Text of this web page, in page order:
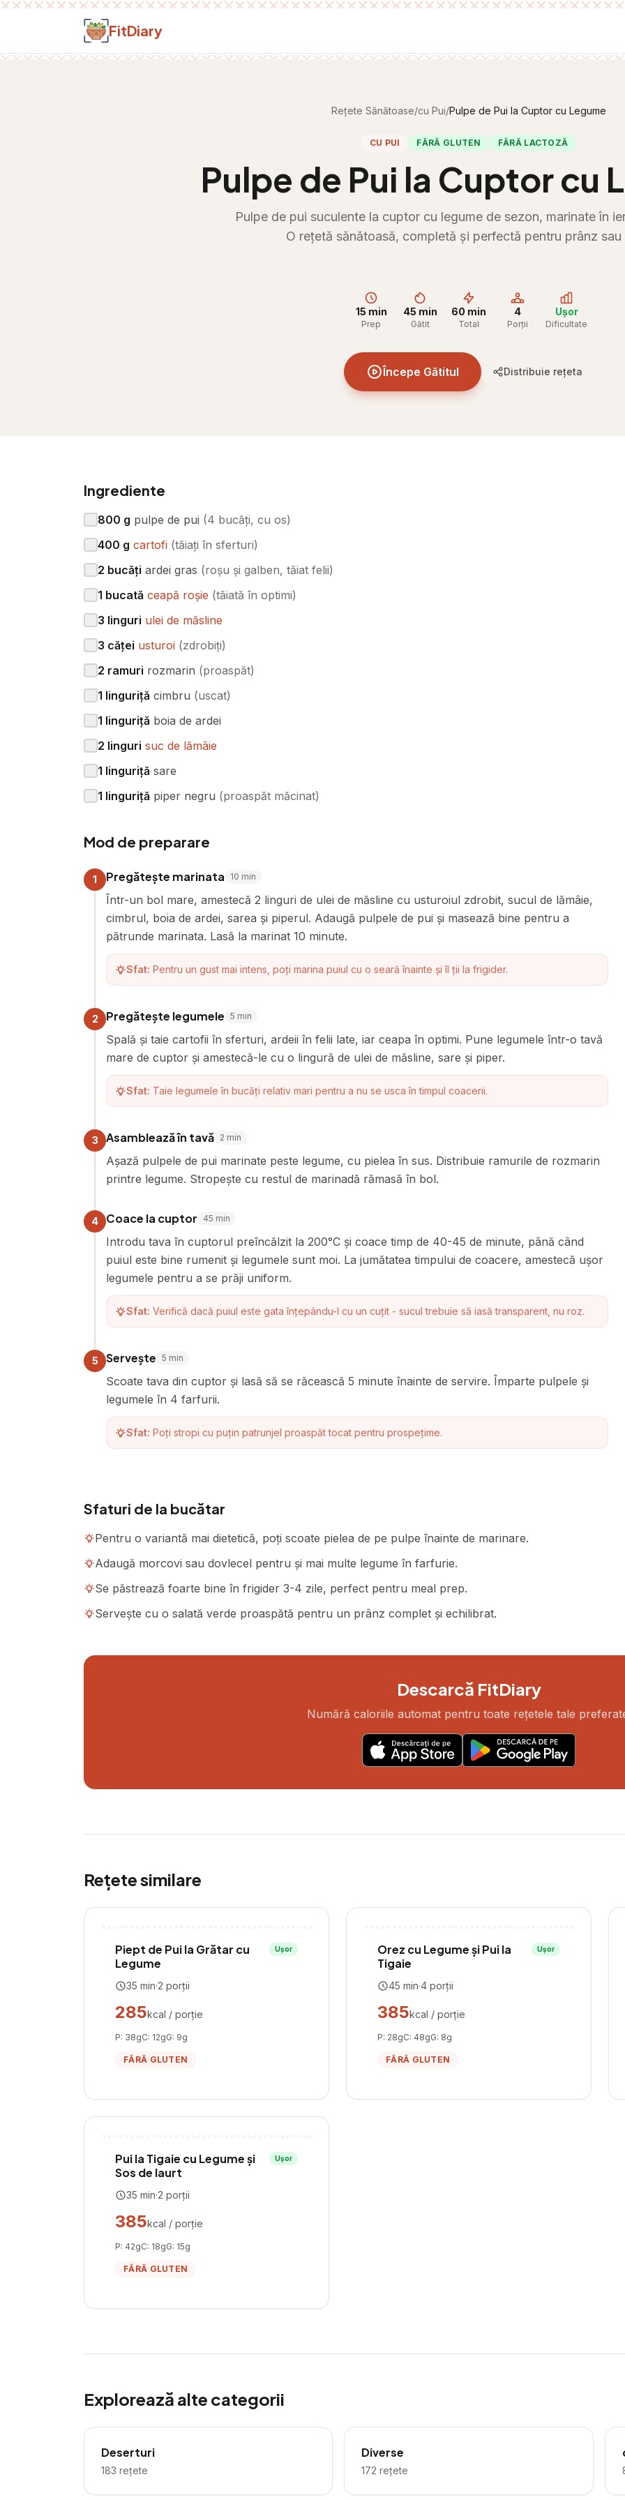
Salt la conținut
FitDiary
Rețete Sănătoase/cu Pui/Pulpe de Pui la Cuptor cu Legume
CU PUI FĂRĂ GLUTEN FĂRĂ LACTOZĂ
Pulpe de Pui la Cuptor cu
Pulpe de pui suculente la cuptor cu legume de sezon, marinate în
O rețetă sănătoasă, completă și perfectă pentru prânz sau
15 min
Prep
45 min
Gătit
60 min
Total
4
Porții
Ușor
Dificultate
Începe Gătitul Distribuie rețeta
Ingrediente
800 g pulpe de pui (4 bucăți, cu os)
400 g cartofi (tăiați în sferturi)
2 bucăți ardei gras (roșu și galben, tăiat felii)
1 bucată ceapă roșie (tăiată în optimi)
3 linguri ulei de măsline
3 căței usturoi (zdrobiți)
2 ramuri rozmarin (proaspăt)
1 linguriță cimbru (uscat)
1 linguriță boia de ardei
2 linguri suc de lămâie
1 linguriță sare
1 linguriță piper negru (proaspăt măcinat)
Mod de preparare
1 Pregătește marinata 10 min
Într-un bol mare, amestecă 2 linguri de ulei de măsline cu usturoiul zdrobit, sucul de lămâie,
cimbrul, boia de ardei, sarea și piperul. Adaugă pulpele de pui și masează bine pentru a
pătrunde marinata. Lasă la marinat 10 minute.
Sfat: Pentru un gust mai intens, poți marina puiul cu o seară înainte și îl ții la frigider.
2 Pregătește legumele 5 min
Spală și taie cartofii în sferturi, ardeii în felii late, iar ceapa în optimi. Pune legumele într-o tavă
mare de cuptor și amestecă-le cu o lingură de ulei de măsline, sare și piper.
Sfat: Taie legumele în bucăți relativ mari pentru a nu se usca în timpul coacerii.
3 Asamblează în tavă 2 min
Așază pulpele de pui marinate peste legume, cu pielea în sus. Distribuie ramurile de rozmarin
printre legume. Stropește cu restul de marinadă rămasă în bol.
4 Coace la cuptor 45 min
Introdu tava în cuptorul preîncălzit la 200°C și coace timp de 40-45 de minute, până când
puiul este bine rumenit și legumele sunt moi. La jumătatea timpului de coacere, amestecă ușor
legumele pentru a se prăji uniform.
Sfat: Verifică dacă puiul este gata înțepându-l cu un cuțit - sucul trebuie să iasă transparent, nu roz.
5 Servește 5 min
Scoate tava din cuptor și lasă să se răcească 5 minute înainte de servire. Împarte pulpele și
legumele în 4 farfurii.
Sfat: Poți stropi cu puțin patrunjel proaspăt tocat pentru prospețime.
Sfaturi de la bucătar
Pentru o variantă mai dietetică, poți scoate pielea de pe pulpe înainte de marinare.
Adaugă morcovi sau dovlecel pentru și mai multe legume în farfurie.
Se păstrează foarte bine în frigider 3-4 zile, perfect pentru meal prep.
Servește cu o salată verde proaspătă pentru un prânz complet și echilibrat.
Descarcă FitDiary
Numără caloriile automat pentru toate rețetele tale
Rețete similare
Piept de Pui la Grătar cu
Legume
Ușor
35 min·2 porții
285kcal / porție
P: 38gC: 12gG: 9g
FĂRĂ GLUTEN
Orez cu Legume și Pui la
Tigaie
Ușor
45 min·4 porții
385kcal / porție
P: 28gC: 48gG: 8g
FĂRĂ GLUTEN
Pui la Tigaie cu Legume și
Sos de Iaurt
Ușor
35 min·2 porții
385kcal / porție
P: 42gC: 18gG: 15g
FĂRĂ GLUTEN
Explorează alte categorii
Deserturi
183 rețete
Diverse
172 rețete